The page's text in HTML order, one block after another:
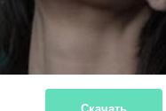
Скачать